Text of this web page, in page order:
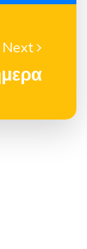
Next